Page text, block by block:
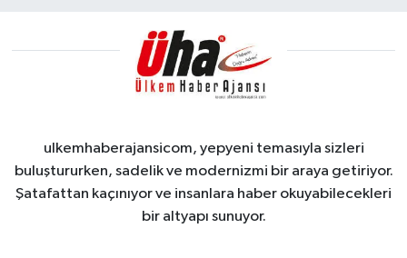
ulkemhaberajansicom, yepyeni temasıyla sizleri
buluştururken, sadelik ve modernizmi bir araya getiriyor.
Şatafattan kaçınıyor ve insanlara haber okuyabilecekleri
bir altyapı sunuyor.